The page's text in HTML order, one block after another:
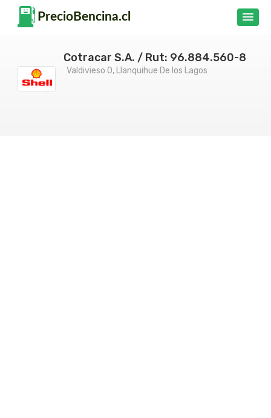
Cotracar S.A. / Rut: 96.884.560-8
Valdivieso 0, Llanquihue De los Lagos